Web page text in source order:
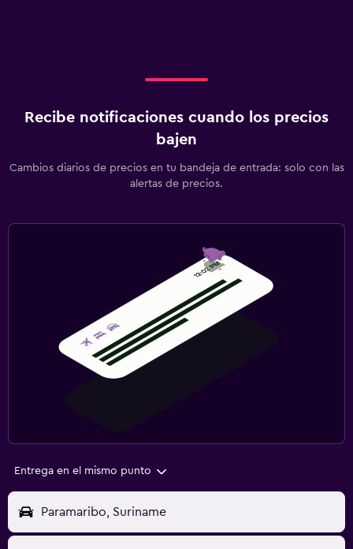
Recibe notificaciones cuando los precios
bajen
Cambios diarios de precios en tu bandeja de entrada: solo con las
alertas de precios.
Entrega en el mismo punto
Paramaribo, Suriname